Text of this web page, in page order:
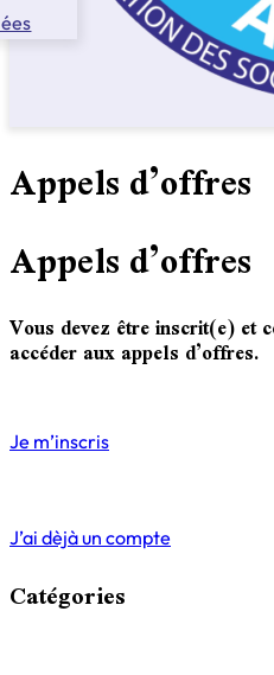
Appels d’offres
Appels d’offres
Vous devez être inscrit(e) et
accéder aux appels d’offres.
Je m’inscris
J’ai dèjà un compte
Catégories